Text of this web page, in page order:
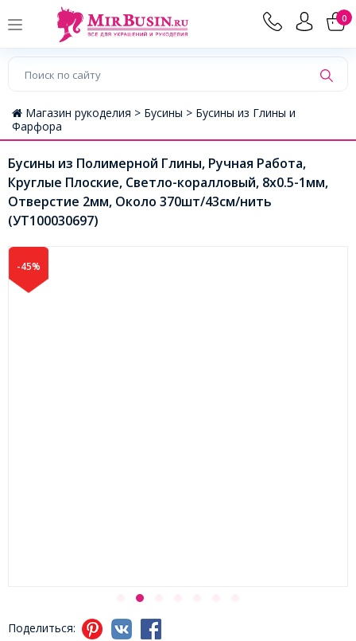
0
Магазин рукоделия > Бусины > Бусины из Глины и
Фарфора
Бусины из Полимерной Глины, Ручная Работа,
Круглые Плоские, Светло-коралловый, 8х0.5-1мм,
Отверстие 2мм, Около 370шт/43см/нить
(УТ100030697)
-45%
Поделиться: